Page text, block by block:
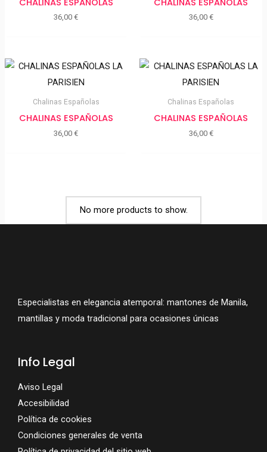
36,00€ 36,00 €
Chalinas Españolas
CHALINAS ESPAÑOLAS
36,00€
Chalinas Españolas
CHALINAS ESPAÑOLAS
36,00 €
No more products to show.
Especialistas en elegancia atemporal: mantones de Manila,
mantillas y moda tradicional para ocasiones únicas
Info Legal
Aviso Legal
Accesibilidad
Política de cookies
Condiciones generales de venta